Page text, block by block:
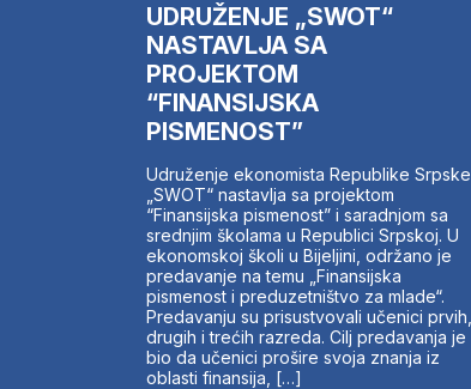
UDRUŽENJE „SWOT“
NASTAVLJA SA
PROJEKTOM
“FINANSIJSKA
PISMENOST”
Udruženje ekonomista Republike Srpske
„SWOT“ nastavlja sa projektom
“Finansijska pismenost” i saradnjom sa
srednjim školama u Republici Srpskoj. U
ekonomskoj školi u Bijeljini, održano je
predavanje na temu „Finansijska
pismenost i preduzetništvo za mlade“.
Predavanju su prisustvovali učenici prvih,
drugih i trećih razreda. Cilj predavanja je
bio da učenici prošire svoja znanja iz
oblasti finansija, […]